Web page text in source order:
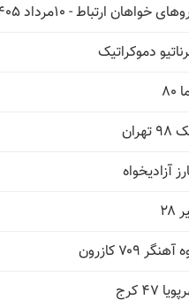
خواهان ارتباط - ۱۰مرداد ۱۴۰۵
دموکراتیک
آزادیخواه
۷۰۹ کازرون
کرج